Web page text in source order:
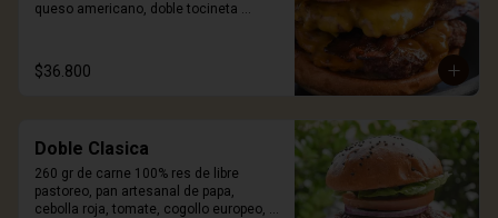
queso americano, doble tocineta
$36.800
Doble Clasica
260 gr de carne 100% res de libre
pastoreo, pan artesanal de papa,
cebolla roja, tomate, cogollo europeo,